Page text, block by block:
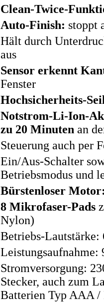
Clean-Twice-
Auto-Finish: stoppt
Hält durch
aus
Sensor erkennt
Fenster
Hochsicherheits-
Notstrom-Li-Ion-
zu 20 Minuten an
Steuerung auch per
Ein/Aus-Schalter
Betriebsmodus und
Bürstenloser
8 Mikrofaser-Pads
Nylon)
Betriebs-Lautstärke:
Leistungsaufnahme:
Stromversorgung:
Stecker, auch zum
Batterien Typ AAA